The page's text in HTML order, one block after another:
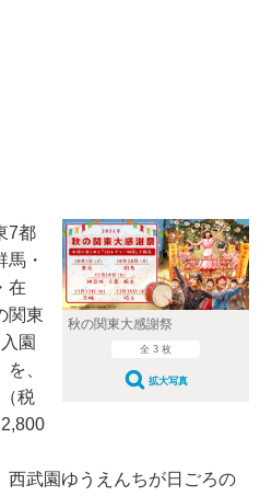
秋の関東大感謝祭
全 3 枚
拡大写真
7都
・
在
関東
園
、
税
武園ゆうえんちが日ごろの